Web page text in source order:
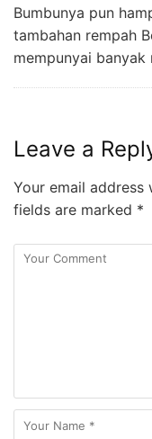
Bumbunya pun
tambahan rempah
mempunyai banyak
Leave a
Your email address
fields are marked *